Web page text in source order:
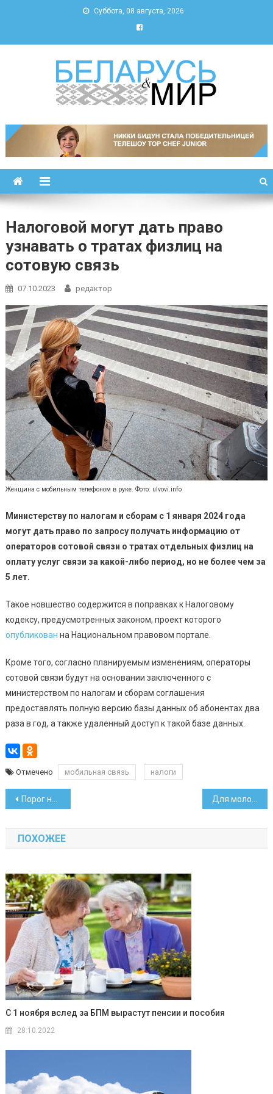
Суббота, 08 августа, 2026
Беларусь и мир
Налоговой могут дать право
узнавать о тратах физлиц на
сотовую связь
07.10.2023 редактор
Женщина с мобильным телефоном в руке. Фото: ulvovi.info
Министерству по налогам и сборам с 1 января 2024 года
могут дать право по запросу получать информацию от
операторов сотовой связи о тратах отдельных физлиц на
оплату услуг связи за какой-либо период, но не более чем за
5 лет.
Такое новшество содержится в поправках к Налоговому
кодексу, предусмотренных законом, проект которого
опубликован на Национальном правовом портале.
Кроме того, согласно планируемым изменениям, операторы
сотовой связи будут на основании заключенного с
министерством по налогам и сборам соглашения
предоставлять полную версию базы данных об абонентах два
раза в год, а также удаленный доступ к такой базе данных.
Отмечено мобильная связь налоги
Навигация
по
записям
Порог несоответствия расходов доходам планируют повысить
ПОХОЖЕЕ
С 1 ноября вслед за БПМ вырастут пенсии и пособия
28.10.2022